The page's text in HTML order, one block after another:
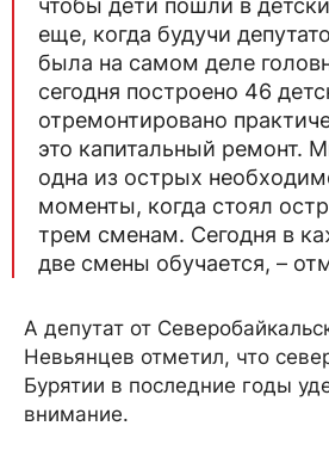
чтобы дети пошли в
еще, когда будучи
была на самом деле
сегодня построено 46
отремонтировано
это капитальный ремонт.
одна из острых
моменты, когда стоял
трем сменам. Сегодня в
две смены обучается, –
А депутат от
Невьянцев отметил, что
Бурятии в последние годы
внимание.